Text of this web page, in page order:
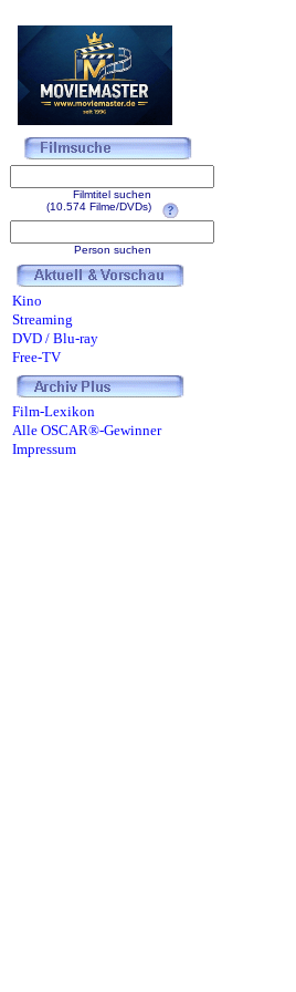
Filmtitel suchen
(10.574 Filme/DVDs)
Person suchen
Kino
Streaming
DVD / Blu-ray
Free-TV
Film-Lexikon
Alle OSCAR®-Gewinner
Impressum